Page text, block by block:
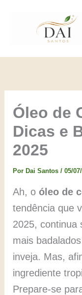
Óleo de
Dicas e
2025
PorDai Santos/05/
Ah, oóleo de
tendência que
2025, continua
mais
inveja. Mas,
ingrediente
Prepare-se